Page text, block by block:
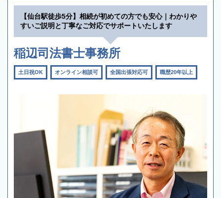
【仙台駅徒歩5分】相続が初めての方でも安心｜わかりや
すいご説明と丁寧なご対応でサポートいたします
稲辺司法書士事務所
土日祝OK オンライン相談可 全国出張対応可 職歴20年以上